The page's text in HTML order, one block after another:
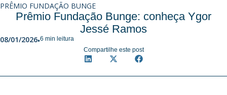
PRÊMIO FUNDAÇÃO BUNGE
Prêmio Fundação Bunge: conheça Ygor
Jessé Ramos
08/01/2026•6 min leitura
Compartilhe este post